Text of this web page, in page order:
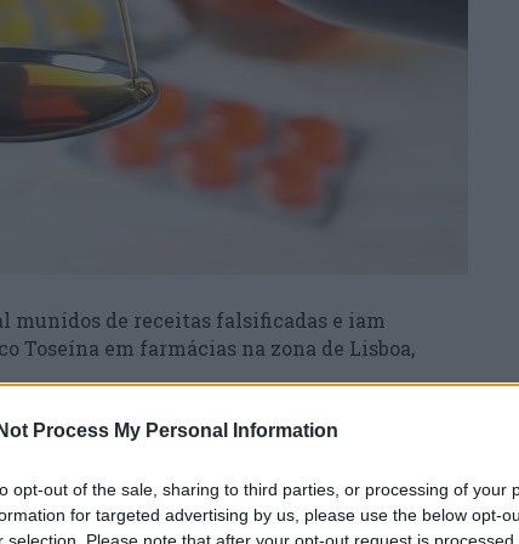
Process My Personal Information
opt-out of the sale, sharing to third parties, or processing of your
for targeted advertising by us, please use the below opt-
selection. Please note that after your opt-out request is processed
munidos de receitas falsificadas e iam
Toseína em farmácias na zona de Lisboa,
em flagrante delito, pelo Comando
Pública (PSP), na sexta-feira passada,
para fazer uma droga recorrendo a receitas